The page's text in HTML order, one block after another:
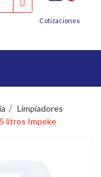
Cotizaciones
Limpiadores
litros Impeke